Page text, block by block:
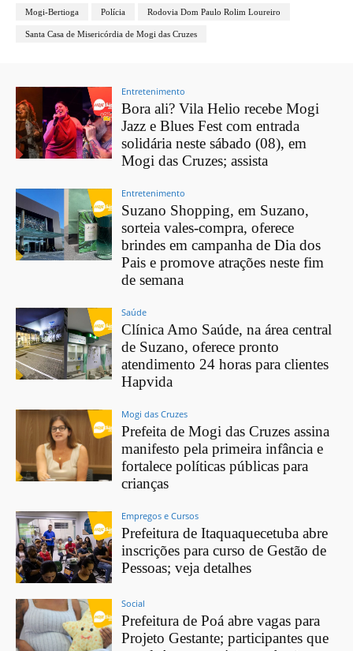
Mogi-Bertioga Polícia Rodovia Dom Paulo Rolim Loureiro
Santa Casa de Misericórdia de Mogi das Cruzes
Entretenimento
Bora ali? Vila Helio recebe Mogi
Jazz e Blues Fest com entrada
solidária neste sábado (08), em
Mogi das Cruzes; assista
Entretenimento
Suzano Shopping, em Suzano,
sorteia vales-compra, oferece
brindes em campanha de Dia dos
Pais e promove atrações neste fim
de semana
Saúde
Clínica Amo Saúde, na área central
de Suzano, oferece pronto
atendimento 24 horas para clientes
Hapvida
Mogi das Cruzes
Prefeita de Mogi das Cruzes assina
manifesto pela primeira infância e
fortalece políticas públicas para
crianças
Empregos e Cursos
Prefeitura de Itaquaquecetuba abre
inscrições para curso de Gestão de
Pessoas; veja detalhes
Social
Prefeitura de Poá abre vagas para
Projeto Gestante; participantes que